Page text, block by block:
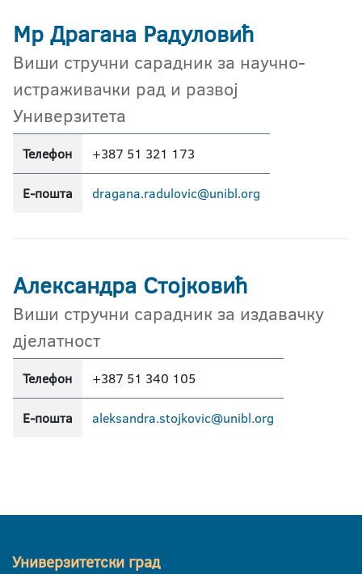
Мр Драгана Радуловић
Виши стручни сарадник за научно-
истраживачки рад и развој
Универзитета
Телефон +387 51 321 173
Е-пошта dragana.radulovic@unibl.org
Александра Стојковић
Виши стручни сарадник за издавачку
дјелатност
Телефон +387 51 340 105
Е-пошта aleksandra.stojkovic@unibl.org
Универзитетски град